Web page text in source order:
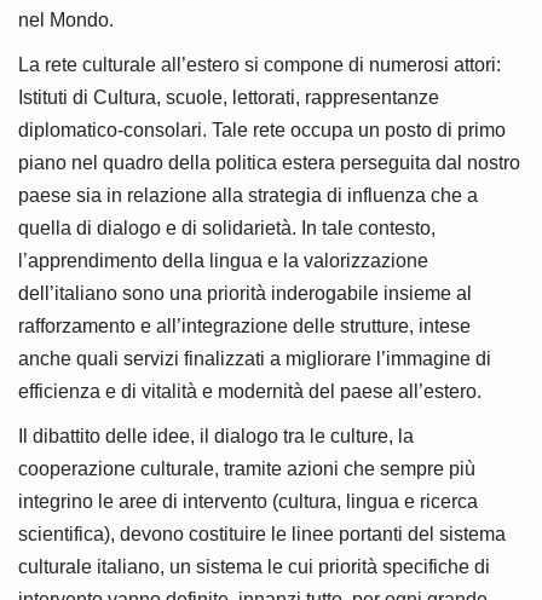
nel Mondo.
La rete culturale all’estero si compone di numerosi attori:
Istituti di Cultura, scuole, lettorati, rappresentanze
diplomatico-consolari. Tale rete occupa un posto di primo
piano nel quadro della politica estera perseguita dal nostro
paese sia in relazione alla strategia di influenza che a
quella di dialogo e di solidarietà. In tale contesto,
l’apprendimento della lingua e la valorizzazione
dell’italiano sono una priorità inderogabile insieme al
rafforzamento e all’integrazione delle strutture, intese
anche quali servizi finalizzati a migliorare l’immagine di
efficienza e di vitalità e modernità del paese all’estero.
Il dibattito delle idee, il dialogo tra le culture, la
cooperazione culturale, tramite azioni che sempre più
integrino le aree di intervento (cultura, lingua e ricerca
scientifica), devono costituire le linee portanti del sistema
culturale italiano, un sistema le cui priorità specifiche di